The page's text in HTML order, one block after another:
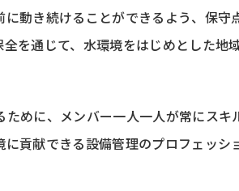
動き続けることができるよう、保守
を通じて、水環境をはじめとした地
めに、メンバー一人一人が常にスキ
貢献できる設備管理のプロフェッシ